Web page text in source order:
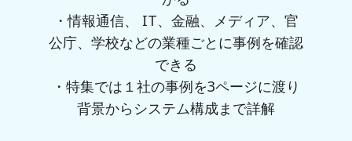
・情報通信、 IT、金融、メディア、官
公庁、学校などの業種ごとに事例を確認
できる
・特集では１社の事例を3ページに渡り
背景からシステム構成まで詳解